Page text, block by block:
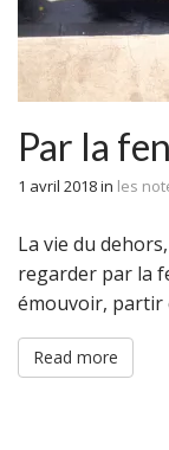
Par la
1 avril 2018in les
La vie du
regarder par la
émouvoir, partir
Read more